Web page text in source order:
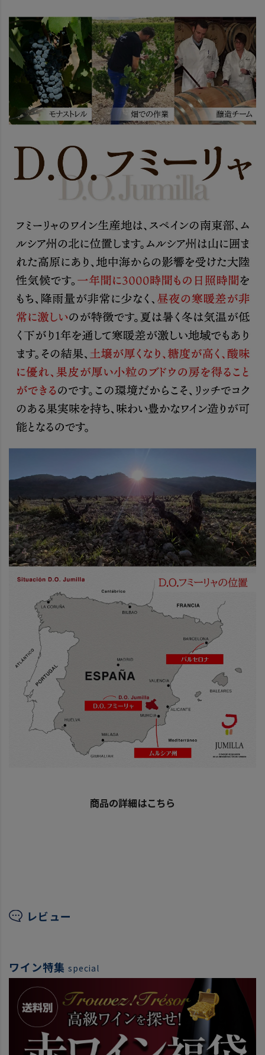
商品の詳細はこちら
レビュー
ワイン特集 special